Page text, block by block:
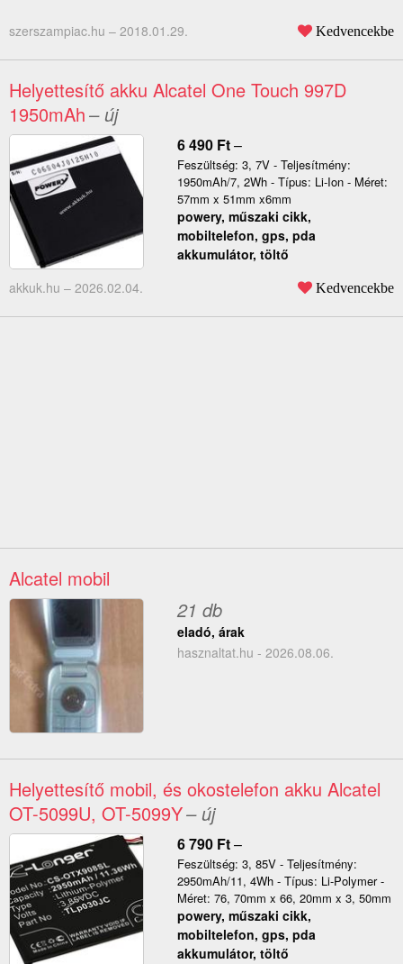
szerszampiac.hu – 2018.01.29. Kedvencekbe
Helyettesítő akku Alcatel One Touch 997D
1950mAh– új
6 490 Ft–
Feszültség: 3, 7V - Teljesítmény:
1950mAh/7, 2Wh - Típus: Li-Ion - Méret:
57mm x 51mm x6mm
powery, műszaki cikk,
mobiltelefon, gps, pda
akkumulátor, töltő
akkuk.hu – 2026.02.04. Kedvencekbe
Alcatel mobil
21 db
eladó, árak
hasznaltat.hu - 2026.08.06.
Helyettesítő mobil, és okostelefon akku Alcatel
OT-5099U, OT-5099Y– új
6 790 Ft–
Feszültség: 3, 85V - Teljesítmény:
2950mAh/11, 4Wh - Típus: Li-Polymer -
Méret: 76, 70mm x 66, 20mm x 3, 50mm
powery, műszaki cikk,
mobiltelefon, gps, pda
akkumulátor, töltő